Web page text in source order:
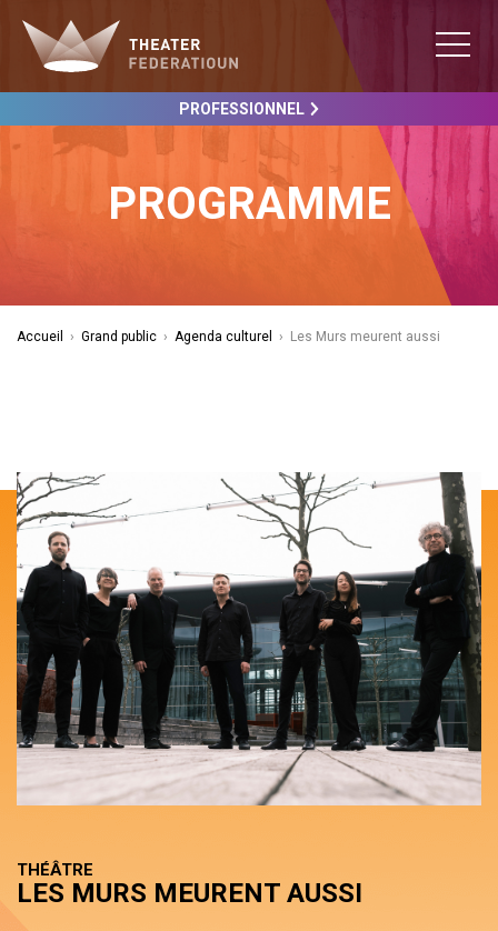
PROFESSIONNEL
PROGRAMME
Accueil › Grand public › Agenda culturel › Les Murs meurent aussi
THÉÂTRE
LES MURS MEURENT AUSSI